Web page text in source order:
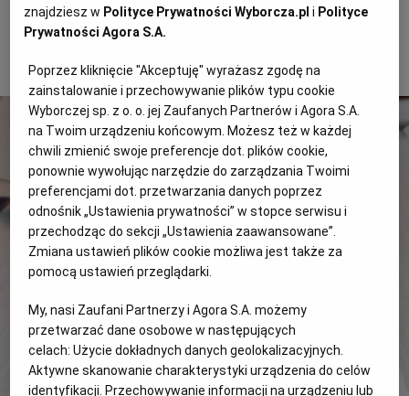
WROCŁAW
ZAKOPANE
ZIELONA GÓRA
serem kozim oraz topinamburem – niewątpliwy smak
lata. W ramach czekadełka na stole pojawiło się także
chrupiące pieczywo z masłem posypanym czarnuszką.
znajdziesz w Polityce Prywatności Wyborcza.pl i Polityce
Prywatności Agora S.A.
Poprzez kliknięcie "Akceptuję" wyrażasz zgodę na
zainstalowanie i przechowywanie plików typu cookie
Wyborczej sp. z o. o. jej Zaufanych Partnerów i Agora S.A.
na Twoim urządzeniu końcowym. Możesz też w każdej
chwili zmienić swoje preferencje dot. plików cookie,
ponownie wywołując narzędzie do zarządzania Twoimi
preferencjami dot. przetwarzania danych poprzez
odnośnik „Ustawienia prywatności” w stopce serwisu i
przechodząc do sekcji „Ustawienia zaawansowane”.
Zmiana ustawień plików cookie możliwa jest także za
pomocą ustawień przeglądarki.
My, nasi Zaufani Partnerzy i Agora S.A. możemy
przetwarzać dane osobowe w następujących
celach:Użycie dokładnych danych geolokalizacyjnych.
Aktywne skanowanie charakterystyki urządzenia do celów
identyfikacji. Przechowywanie informacji na urządzeniu lub